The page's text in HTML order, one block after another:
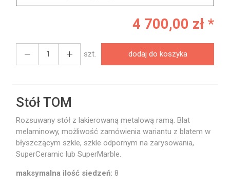
4 700,00 zł *
szt. dodaj do koszyka
Stół TOM
Rozsuwany stół z lakierowaną metalową ramą. Blat
melaminowy, możliwość zamówienia wariantu z blatem w
błyszczącym szkle, szkle odpornym na zarysowania,
SuperCeramic lub SuperMarble.
maksymalna ilość siedzeń: 8